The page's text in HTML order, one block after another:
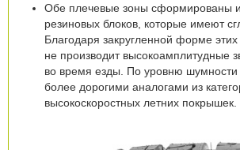
Обе плечевые зоны сформированы
резиновых блоков, которые имеют
Благодаря закругленной форме
не производит высокоамплитудные
во время езды. По уровню шумности
более дорогими аналогами из
высокоскоростных летних покрышек.